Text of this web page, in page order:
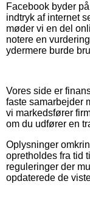
Facebook byder
indtryk af internet
møder vi en del
notere en
ydermere burde
Vores side er
faste samarbejder
vi markedsfører
om du udfører en
Oplysninger
opretholdes fra tid
reguleringer der
opdaterede de